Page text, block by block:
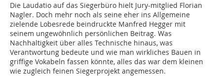
Die Laudatio auf das Siegerbüro hielt Jury-mitglied Florian
Nagler. Doch mehr noch als seine eher ins Allgemeine
zielende Lobesrede beindruckte Manfred Hegger mit
seinem ungewöhnlich persönlichen Beitrag. Was
Nachhaltigkeit über alles Technische hinaus, was
Verantwortung bedeute und wie man wirkliches Bauen in
griffige Vokabeln fassen könnte, alles das war dem kleinen
wie zugleich feinen Siegerprojekt angemessen.